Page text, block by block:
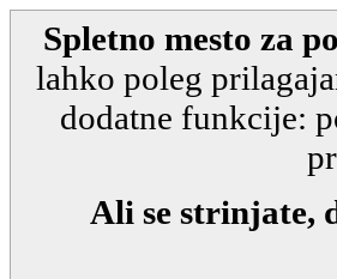
Spletno mesto za
lahko poleg
dodatne funkcije:
Ali se strinjate,